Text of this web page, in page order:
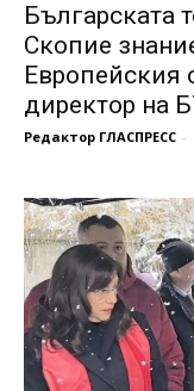
Българската
Скопие
Европейския
директор на
Редактор ГЛАСПРЕСС -